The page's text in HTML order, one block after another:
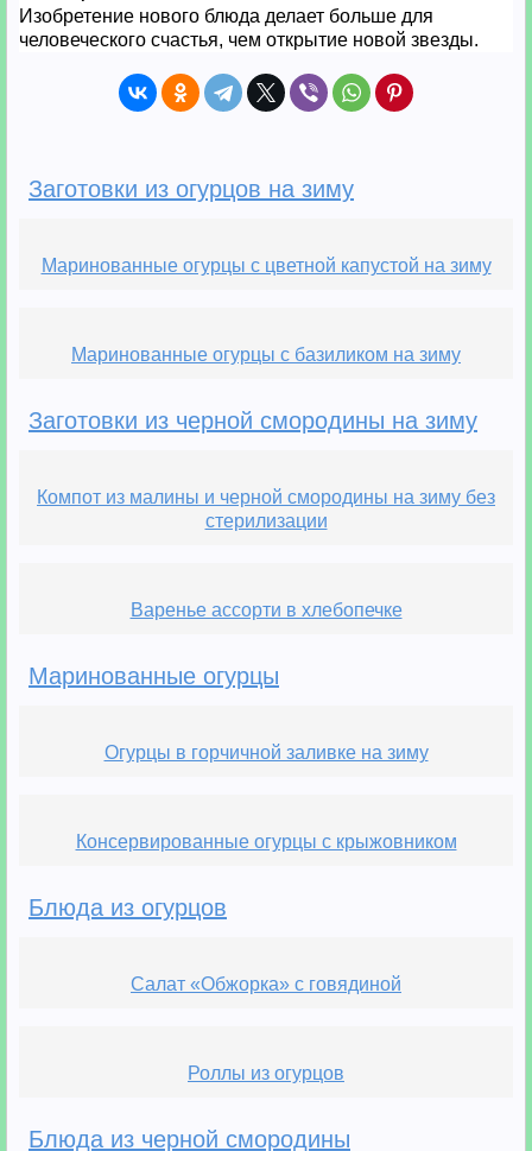
Изобретение нового блюда делает больше для
человеческого счастья, чем открытие новой звезды.
Заготовки из огурцов на зиму
Маринованные огурцы с цветной капустой на зиму
Маринованные огурцы с базиликом на зиму
Заготовки из черной смородины на зиму
Компот из малины и черной смородины на зиму без
стерилизации
Варенье ассорти в хлебопечке
Маринованные огурцы
Огурцы в горчичной заливке на зиму
Консервированные огурцы с крыжовником
Блюда из огурцов
Салат «Обжорка» с говядиной
Роллы из огурцов
Блюда из черной смородины